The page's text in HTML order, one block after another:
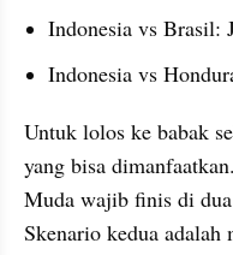
Indonesia vs Brasil:
Indonesia vs
Untuk lolos ke babak
yang bisa
Muda wajib finis di
Skenario kedua adalah